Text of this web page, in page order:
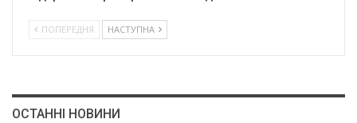
ПОПЕРЕДНЯ НАСТУПНА
ОСТАННІ НОВИНИ